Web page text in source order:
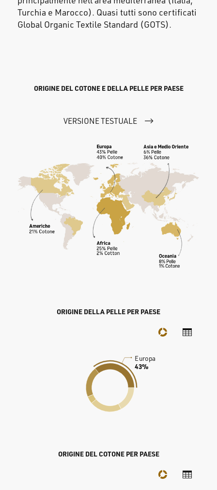
Turchia e Marocco). Quasi tutti sono certificati
Global Organic Textile Standard (GOTS).
ORIGINE DEL COTONE E DELLA PELLE PER PAESE
VERSIONE TESTUALE
ORIGINE DELLA PELLE PER PAESE
Europa
43%
ORIGINE DEL COTONE PER PAESE